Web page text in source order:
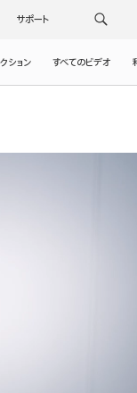
サポート
ション すべてのビデオ